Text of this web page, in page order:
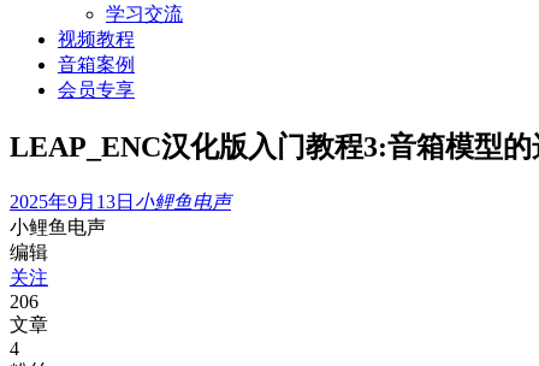
学习交流
视频教程
音箱案例
会员专享
LEAP_ENC汉化版入门教程3:音箱模型的
2025年9月13日 小鲤鱼电声
小鲤鱼电声
编辑
关注
206
文章
4